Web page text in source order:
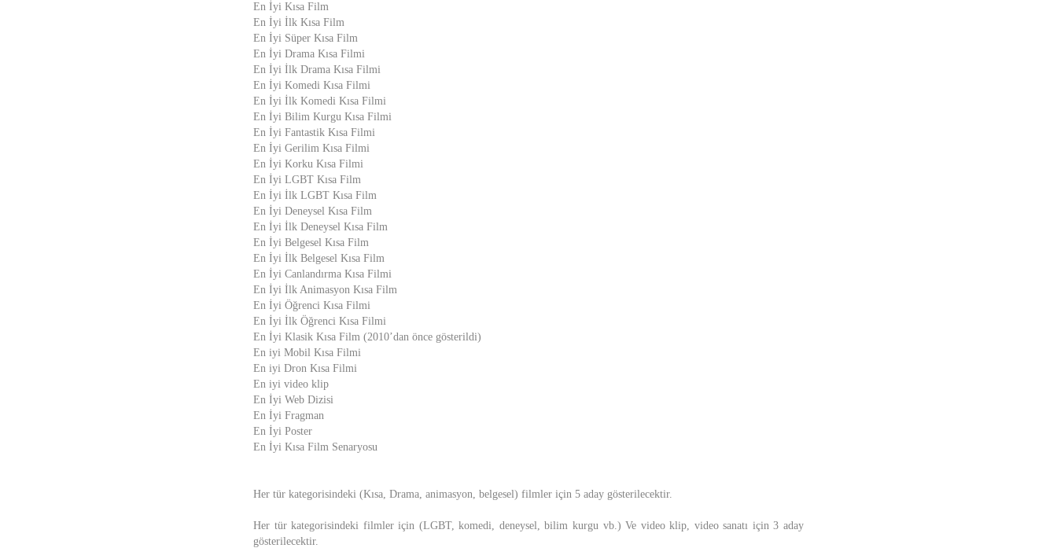
En İyi Kısa Film
En İyi İlk Kısa Film
En İyi Süper Kısa Film
En İyi Drama Kısa Filmi
En İyi İlk Drama Kısa Filmi
En İyi Komedi Kısa Filmi
En İyi İlk Komedi Kısa Filmi
En İyi Bilim Kurgu Kısa Filmi
En İyi Fantastik Kısa Filmi
En İyi Gerilim Kısa Filmi
En İyi Korku Kısa Filmi
En İyi LGBT Kısa Film
En İyi İlk LGBT Kısa Film
En İyi Deneysel Kısa Film
En İyi İlk Deneysel Kısa Film
En İyi Belgesel Kısa Film
En İyi İlk Belgesel Kısa Film
En İyi Canlandırma Kısa Filmi
En İyi İlk Animasyon Kısa Film
En İyi Öğrenci Kısa Filmi
En İyi İlk Öğrenci Kısa Filmi
En İyi Klasik Kısa Film (2010’dan önce gösterildi)
En iyi Mobil Kısa Filmi
En iyi Dron Kısa Filmi
En iyi video klip
En İyi Web Dizisi
En İyi Fragman
En İyi Poster
En İyi Kısa Film Senaryosu
Her tür kategorisindeki (Kısa, Drama, animasyon, belgesel) filmler için 5 aday gösterilecektir.
Her tür kategorisindeki filmler için (LGBT, komedi, deneysel, bilim kurgu vb.) Ve video klip, video sanatı için 3 aday
gösterilecektir.